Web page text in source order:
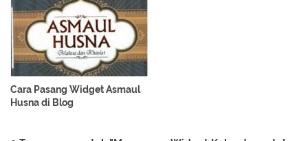
Cara Pasang Widget Asmaul
Husna di Blog